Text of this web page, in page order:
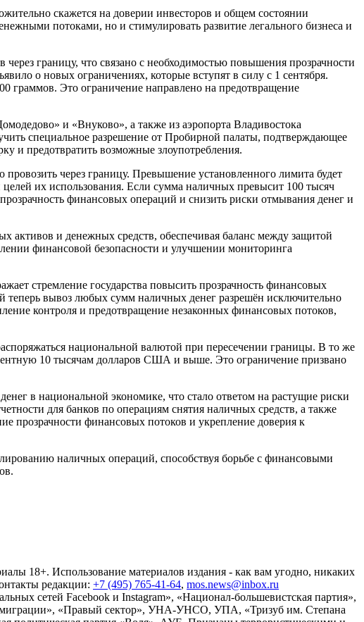
скажется на доверии инвесторов и общем состоянии
потоками, но и стимулировать развитие легального бизнеса и
границу, что связано с необходимостью повышения прозрачности
о новых ограничениях, которые вступят в силу с 1 сентября.
граммов. Это ограничение направлено на предотвращение
и «Внуково», а также из аэропорта Владивостока
специальное разрешение от Пробирной палаты, подтверждающее
и предотвратить возможные злоупотребления.
через границу. Превышение установленного лимита будет
их использования. Если сумма наличных превысит 100 тысяч
финансовых операций и снизить риски отмывания денег и
активов и денежных средств, обеспечивая баланс между защитой
финансовой безопасности и улучшении мониторинга
стремление государства повысить прозрачность финансовых
теперь вывоз любых сумм наличных денег разрешён исключительно
контроля и предотвращение незаконных финансовых потоков,
национальной валютой при пересечении границы. В то же
10 тысячам долларов США и выше. Это ограничение призвано
в национальной экономике, что стало ответом на растущие риски
для банков по операциям снятия наличных средств, а также
прозрачности финансовых потоков и укрепление доверия к
наличных операций, способствуя борьбе с финансовыми
18+. Использование материалов издания - как вам угодно, никаких
редакции: +7 (495) 765-41-64, mos.news@inbox.ru
сетей Facebook и Instagram», «Национал-большевистская партия»,
«Правый сектор», УНА-УНСО, УПА, «Тризуб им. Степана